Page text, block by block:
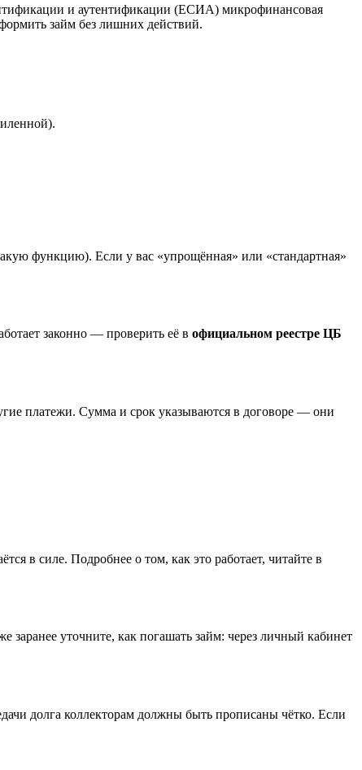
и аутентификации (ЕСИА) микрофинансовая
займ без лишних действий.
функцию). Если у вас «упрощённая» или «стандартная»
законно — проверить её в официальном реестре ЦБ
платежи. Сумма и срок указываются в договоре — они
в силе. Подробнее о том, как это работает, читайте в
уточните, как погашать займ: через личный кабинет
долга коллекторам должны быть прописаны чётко. Если